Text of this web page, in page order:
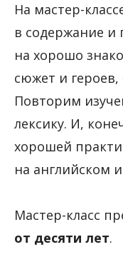
На мастер-
в содержание и
на хорошо
сюжет и героев,
Повторим
лексику. И,
хорошей
на английском
Мастер-класс
от десяти лет.